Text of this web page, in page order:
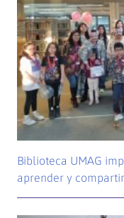
Biblioteca UMAG
aprender y compartir